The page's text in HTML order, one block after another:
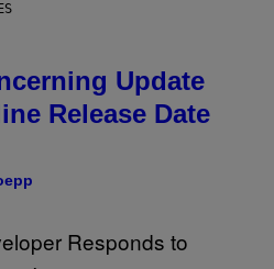
Update
Release Date